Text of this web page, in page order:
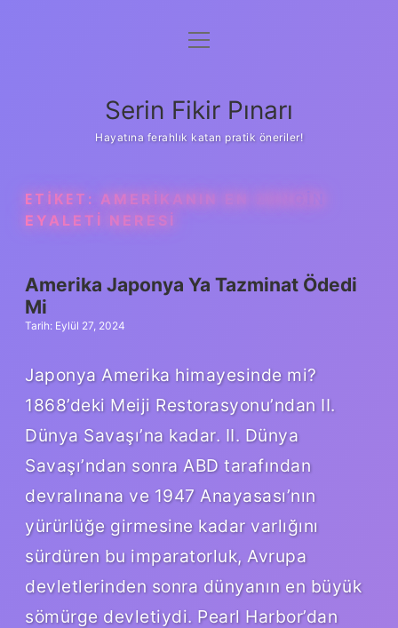
Gizlilik Politikası
Yasal Uyarı
menüyü
Serin Fikir Pınarı
Hayatına ferahlık katan pratik öneriler!
ETIKET: AMERIKANIN EN ZENGIN
EYALETI NERESI
Amerika Japonya Ya Tazminat Ödedi
Mi
Tarih: Eylül 27, 2024
Japonya Amerika himayesinde mi?
1868’deki Meiji Restorasyonu’ndan II.
Dünya Savaşı’na kadar. II. Dünya
Savaşı’ndan sonra ABD tarafından
devralınana ve 1947 Anayasası’nın
yürürlüğe girmesine kadar varlığını
sürdüren bu imparatorluk, Avrupa
devletlerinden sonra dünyanın en büyük
sömürge devletiydi. Pearl Harbor’dan